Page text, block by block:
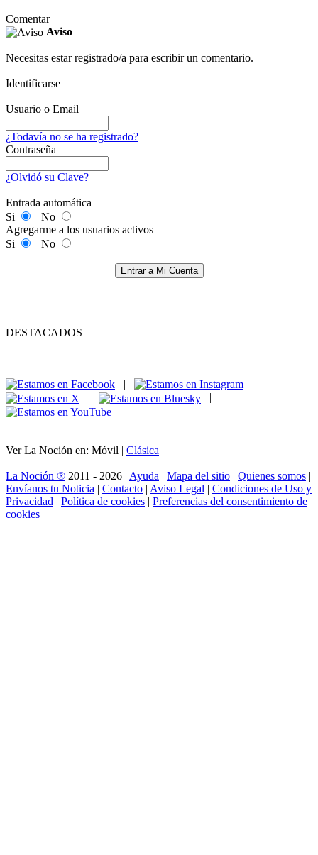
Comentar
Aviso
Necesitas estar registrado/a para escribir un comentario.
Identificarse
Usuario o Email
¿Todavía no se ha registrado?
Contraseña
¿Olvidó su Clave?
Entrada automática
Si
No
Agregarme a los usuarios activos
Si
No
Entrar a Mi Cuenta
DESTACADOS
|
|
|
|
Ver La Noción en: Móvil | Clásica
La Noción ® 2011 - 2026 | Ayuda | Mapa del sitio | Quienes somos |
Envíanos tu Noticia | Contacto | Aviso Legal | Condiciones de Uso y
Privacidad | Política de cookies | Preferencias del consentimiento de
cookies